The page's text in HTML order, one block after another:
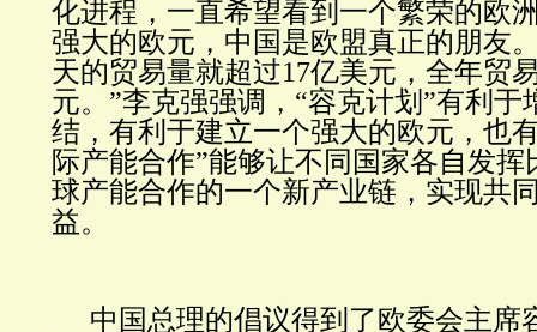
化进程，一直希望看到一个繁荣的欧
强大的欧元，中国是欧盟真正的朋友
天的贸易量就超过17亿美元，全年贸
元。”李克强强调，“容克计划”有利于
结，有利于建立一个强大的欧元，也
际产能合作”能够让不同国家各自发
球产能合作的一个新产业链，实现共
益。
中国总理的倡议得到了欧委会主席